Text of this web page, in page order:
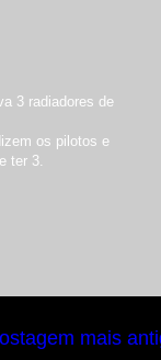
3 radiadores de
os pilotos e
ter 3.
mais